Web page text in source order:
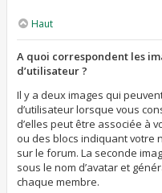
Haut
A quoi correspondent les
d’utilisateur ?
Il y a deux images qui
d’utilisateur lorsque vous
d’elles peut être associée à
ou des blocs indiquant votre
sur le forum. La seconde
sous le nom d’avatar et
chaque membre.